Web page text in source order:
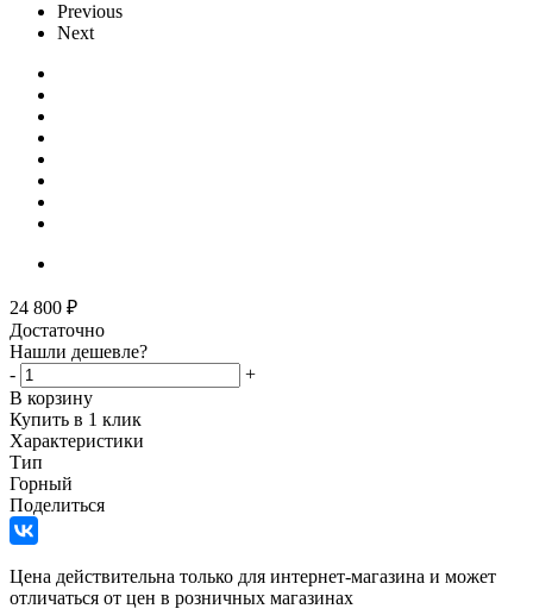
Previous
Next
24 800 ₽
Достаточно
Нашли дешевле?
-
+
В корзину
Купить в 1 клик
Характеристики
Тип
Горный
Поделиться
Цена действительна только для интернет-магазина и может
отличаться от цен в розничных магазинах